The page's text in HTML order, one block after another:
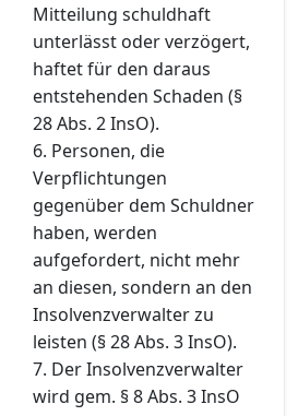
Mitteilung schuldhaft
unterlässt oder verzögert,
haftet für den daraus
entstehenden Schaden (§
28 Abs. 2 InsO).
6. Personen, die
Verpflichtungen
gegenüber dem Schuldner
haben, werden
aufgefordert, nicht mehr
an diesen, sondern an den
Insolvenzverwalter zu
leisten (§ 28 Abs. 3 InsO).
7. Der Insolvenzverwalter
wird gem. § 8 Abs. 3 InsO